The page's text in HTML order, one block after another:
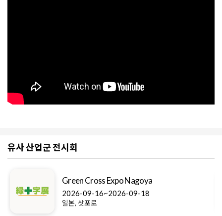
유사 산업군 전시회
Green Cross Expo Nagoya
2026-09-16~2026-09-18
일본, 삿포로